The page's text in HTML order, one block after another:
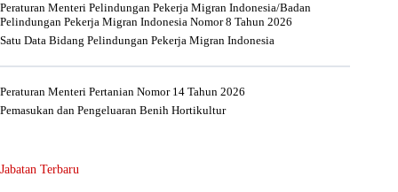
Peraturan Menteri Pelindungan Pekerja Migran Indonesia/Badan
Pelindungan Pekerja Migran Indonesia Nomor 8 Tahun 2026
Satu Data Bidang Pelindungan Pekerja Migran Indonesia
Peraturan Menteri Pertanian Nomor 14 Tahun 2026
Pemasukan dan Pengeluaran Benih Hortikultur
Jabatan Terbaru